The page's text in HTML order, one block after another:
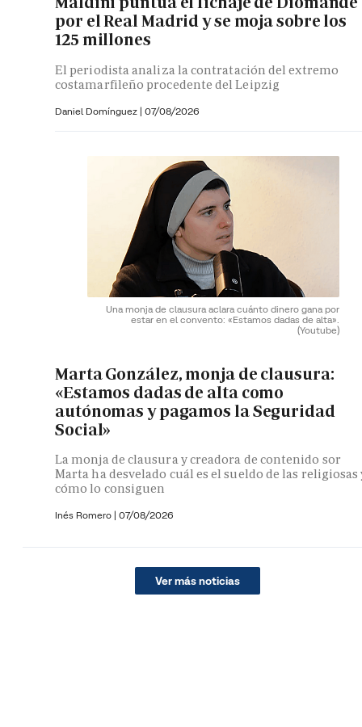
por el Real Madrid y se moja sobre los
125 millones
El periodista analiza la contratación del extremo
costamarfileño procedente del Leipzig
Daniel Domínguez | 07/08/2026
Una monja de clausura aclara cuánto dinero gana por
estar en el convento: «Estamos dadas de alta».
(Youtube)
Marta González, monja de clausura:
«Estamos dadas de alta como
autónomas y pagamos la Seguridad
Social»
La monja de clausura y creadora de contenido sor
Marta ha desvelado cuál es el sueldo de las religiosas
cómo lo consiguen
Inés Romero | 07/08/2026
Ver más noticias